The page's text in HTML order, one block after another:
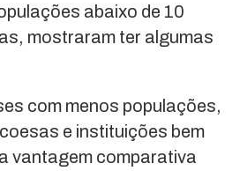
abaixo de 10
mostraram ter algumas
com menos populações,
e instituições bem
vantagem comparativa